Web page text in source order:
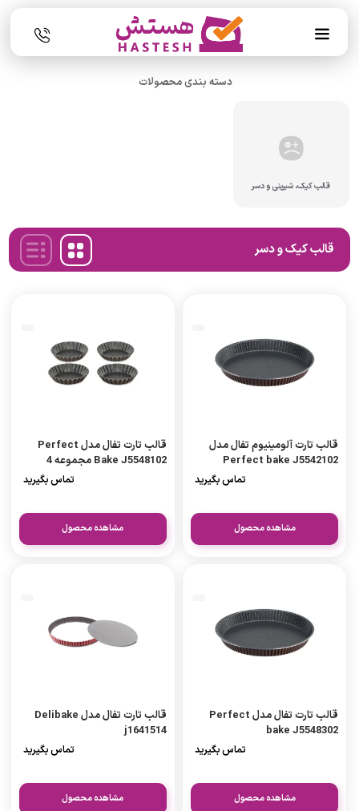
دسته بندی محصولات
قالب کیک، شیرینی و دسر
قالب کیک و دسر
قالب تارت آلومینیوم تفال مدل
Perfect bake J5542102
تماس بگیرید
مشاهده محصول
قالب تارت تفال مدل Perfect
Bake J5548102 مجموعه 4
تماس بگیرید
مشاهده محصول
قالب تارت تفال مدل Perfect
bake J5548302
تماس بگیرید
مشاهده محصول
قالب تارت تفال مدل Delibake
j1641514
تماس بگیرید
مشاهده محصول